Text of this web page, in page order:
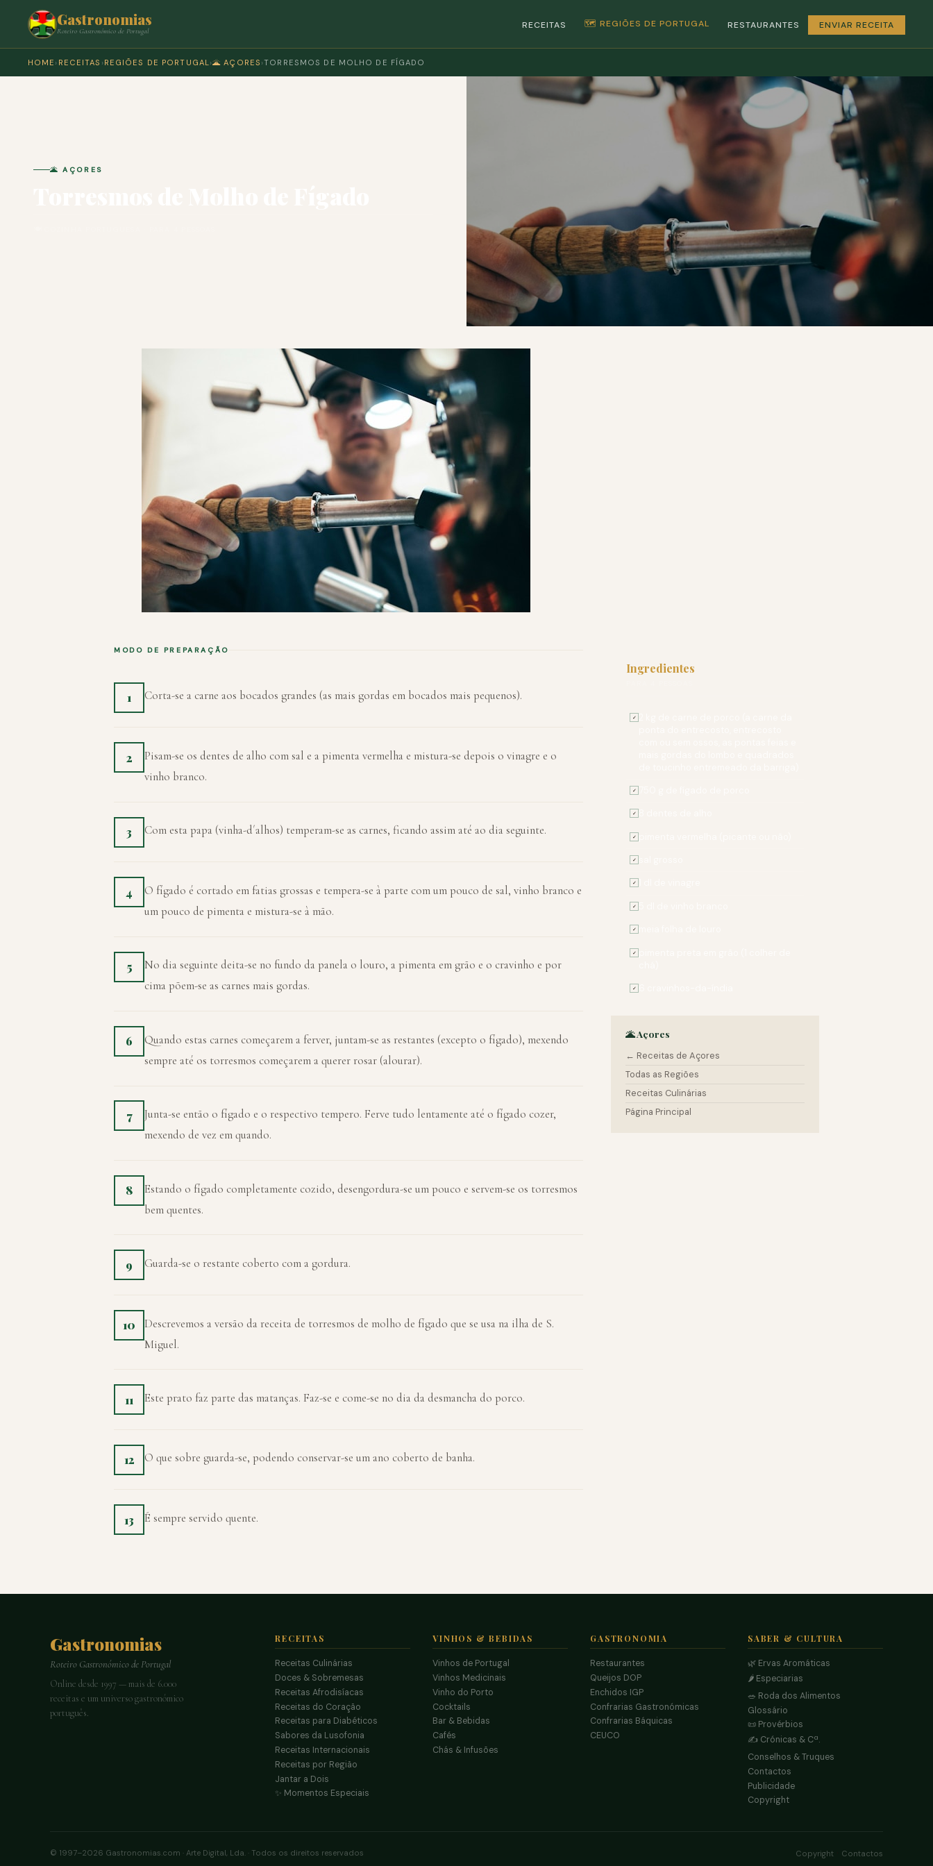
Gastronomias
Roteiro Gastronómico de Portugal
RECEITAS 🗺️ REGIÕES DE PORTUGAL RESTAURANTES ENVIAR RECEITA
HOME › RECEITAS › REGIÕES DE PORTUGAL ›🌋 AÇORES ›TORRESMOS DE MOLHO DE FÍGADO
🌋 AÇORES
MODO DE PREPARAÇÃO
1 Corta-se a carne aos bocados grandes (as mais gordas em bocados mais pequenos).
2
Pisam-se os dentes de alho com sal e a pimenta vermelha e mistura-se depois o vinagre e o
vinho branco.
3 Com esta papa (vinha-d´alhos) temperam-se as carnes, ficando assim até ao dia seguinte.
4
O fígado é cortado em fatias grossas e tempera-se à parte com um pouco de sal, vinho branco e
um pouco de pimenta e mistura-se à mão.
5
No dia seguinte deita-se no fundo da panela o louro, a pimenta em grão e o cravinho e por
cima põem-se as carnes mais gordas.
6
Quando estas carnes começarem a ferver, juntam-se as restantes (excepto o fígado), mexendo
sempre até os torresmos começarem a querer rosar (alourar).
7
Junta-se então o fígado e o respectivo tempero. Ferve tudo lentamente até o fígado cozer,
mexendo de vez em quando.
8
Estando o fígado completamente cozido, desengordura-se um pouco e servem-se os torresmos
bem quentes.
9 Guarda-se o restante coberto com a gordura.
10
Descrevemos a versão da receita de torresmos de molho de fígado que se usa na ilha de S.
Miguel.
11 Este prato faz parte das matanças. Faz-se e come-se no dia da desmancha do porco.
12 O que sobre guarda-se, podendo conservar-se um ano coberto de banha.
13 É sempre servido quente.
Ingredientes
✓
✓
✓
✓
✓
✓
✓
✓
✓
✓
🌋 Açores
← Receitas de Açores
Todas as Regiões
Receitas Culinárias
Página Principal
Gastronomias
Roteiro Gastronómico de Portugal
Online desde 1997 — mais de 6.000
receitas e um universo gastronómico
português.
RECEITAS
Receitas Culinárias
Doces & Sobremesas
Receitas Afrodisíacas
Receitas do Coração
Receitas para Diabéticos
Sabores da Lusofonia
Receitas Internacionais
Receitas por Região
Jantar a Dois
✨ Momentos Especiais
VINHOS & BEBIDAS
Vinhos de Portugal
Vinhos Medicinais
Vinho do Porto
Cocktails
Bar & Bebidas
Cafés
Chás & Infusões
GASTRONOMIA
Restaurantes
Queijos DOP
Enchidos IGP
Confrarias Gastronómicas
Confrarias Báquicas
CEUCO
SABER & CULTURA
🌿 Ervas Aromáticas
🌶️ Especiarias
🥗 Roda dos Alimentos
Glossário
📜 Provérbios
✍️ Crónicas & Cª.
Conselhos & Truques
Contactos
Publicidade
Copyright
© 1997–2026 Gastronomias.com · Arte Digital, Lda. · Todos os direitos reservados Copyright Contactos